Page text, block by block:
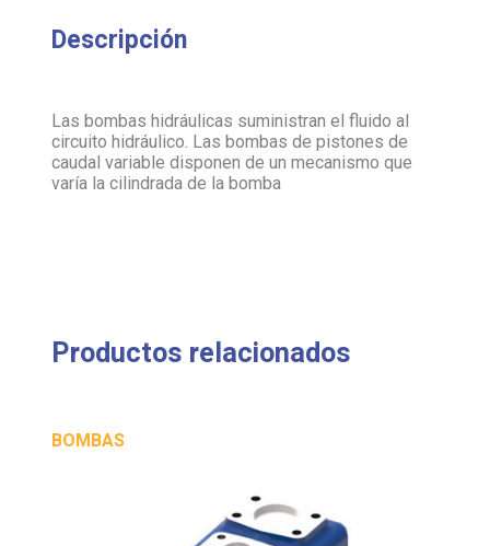
Descripción
Las bombas hidráulicas suministran el fluido al
circuito hidráulico. Las bombas de pistones de
caudal variable disponen de un mecanismo que
varía la cilindrada de la bomba
Productos relacionados
BOMBAS